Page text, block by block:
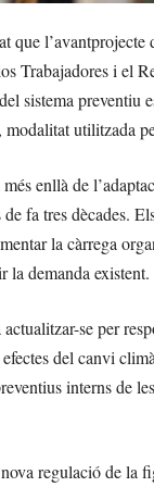
que
Trabajadores i el
sistema
utilitzada
enllà de
fa tres dècades.
la càrrega
la demanda existent.
se per
del canvi
interns de
regulació de la